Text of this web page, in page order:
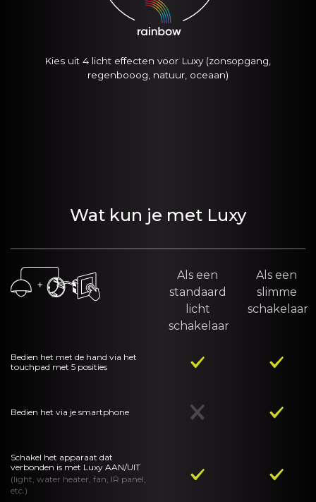
Kies uit 4 licht effecten voor Luxy (zonsopgang,
regenbooog, natuur, oceaan)
Wat kun je met Luxy
Als een
standaard
licht
schakelaar
Als een
slimme
schakelaar
Bedien het met de hand via het
touchpad met 5 posities
Bedien het via je smartphone
Schakel het apparaat dat
verbonden is met Luxy AAN/UIT
(light, water heater, fan, IR panel,
etc.)